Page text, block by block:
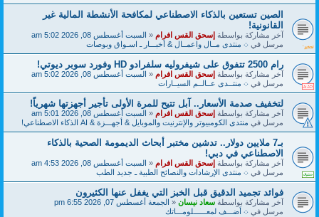
الصين تستعين بالذكاء الاصطناعي لمكافحة الأنشطة المالية غير
القانونية!
آخر مشاركة بواسطةإسحق القس افرام«السبت أغسطس 08, 2026 5:02 am
مرسل في܀ منتدى مــال واعمــال & أخبـــار ـ اسـواق وبوصات
رام 2500 تتفوق على شيفروليه سلفرادو HD وفورد سوبر ديوتي!
آخر مشاركة بواسطةإسحق القس افرام«السبت أغسطس 08, 2026 5:02 am
مرسل في܀ منتــدى عــالــم السيــارات
لتخفيف صدمة الأسعار.. آبل تتيح للمرة الأولى تأجير أجهزتها شهرياً!
آخر مشاركة بواسطةإسحق القس افرام«السبت أغسطس 08, 2026 5:01 am
مرسل فيمنتدى الكومبيوتر والإنترنيت والموبايل & أجهـــزة & AI الذكاء الاصطناعي!
بـ7 ملايين دولار.. تدشين مختبر أبحاث الديمومة الصحية بالذكاء
الاصطناعي في دبي!
آخر مشاركة بواسطةإسحق القس افرام«السبت أغسطس 08, 2026 4:53 am
مرسل في܀ منتدى الإرشادات والنصائح الطبية ـ جديد الطب
فوائد تجميد الدقيق قبل الخبز التي يغفل عنها الكثيرون
آخر مشاركة بواسطةسعاد نيسان«الجمعة أغسطس 07, 2026 6:55 pm
مرسل في܀ أضـــف لمعــــــلومـــاتك